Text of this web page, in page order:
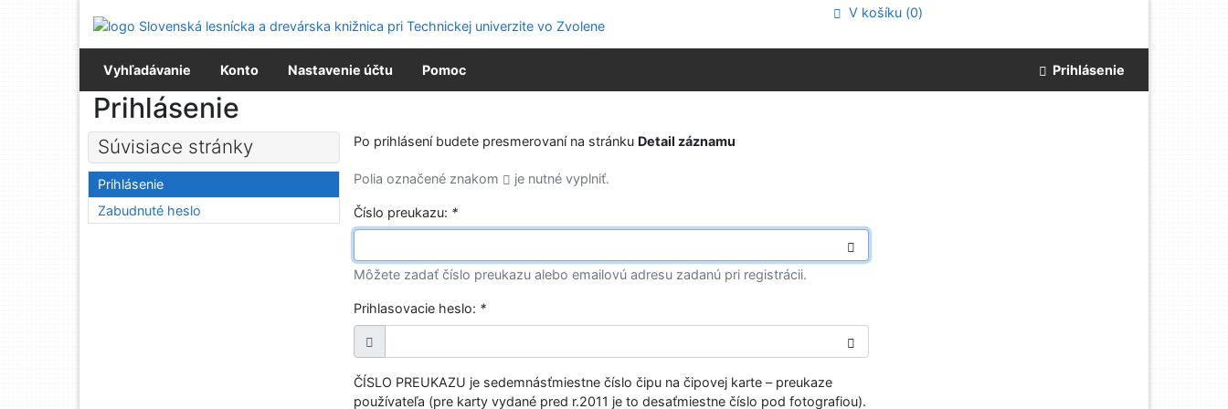
Prejsť na menu
Prehlásenie o webovej prístupnosti
V košíku (0)
Vyhľadávanie Konto Nastavenie účtu Pomoc Prihlásenie
Prihlásenie
Po prihlásení budete presmerovaní na stránku Detail záznamu
Polia označené znakom je nutné vyplniť.
Číslo preukazu: *
Môžete zadať číslo preukazu alebo emailovú adresu zadanú pri registrácii.
Prihlasovacie heslo: *
ČÍSLO PREUKAZU je sedemnásťmiestne číslo čipu na čipovej karte – preukaze
používateľa (pre karty vydané pred r.2011 je to desaťmiestne číslo pod fotografiou).
Súvisiace stránky
Prihlásenie
Zabudnuté heslo